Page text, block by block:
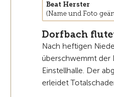
Beat Herster
(Name und Foto
Dorfbach
Nach heftigen
überschwemmt der
Einstellhalle. Der
erleidet